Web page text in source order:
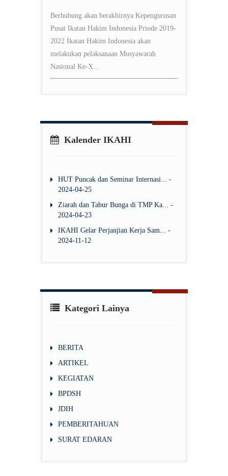
Berhubung akan berakhirnya Kepengurusan
Pusat Ikatan Hakim Indonesia Priode 2019-
2022 Ikatan Hakim Indonesia akan
melakukan pelaksanaan Musyawarah
Nasional Ke-X...
Kalender IKAHI
HUT Puncak dan Seminar Internasi... -
2024-04-25
Ziarah dan Tabur Bunga di TMP Ka... -
2024-04-23
IKAHI Gelar Perjanjian Kerja Sam... -
2024-11-12
Kategori Lainya
BERITA
ARTIKEL
KEGIATAN
BPDSH
JDIH
PEMBERITAHUAN
SURAT EDARAN